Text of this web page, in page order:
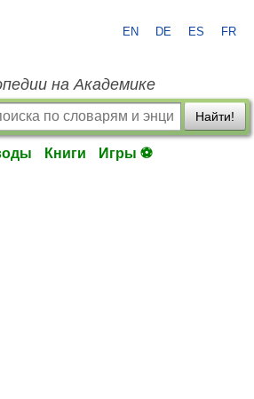
EN DE ES FR
на Академике
Найти!
Книги Игры ⚽